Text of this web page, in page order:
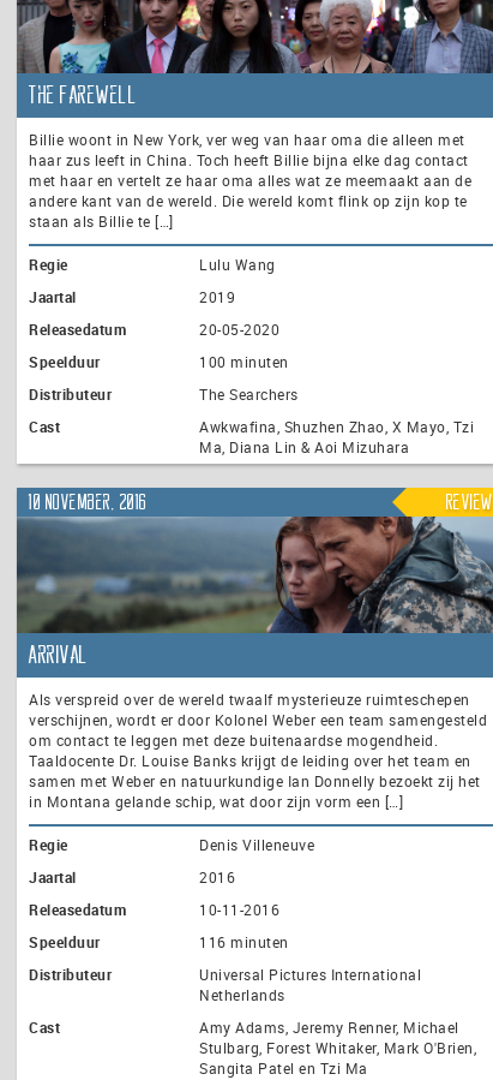
The Farewell
Billie woont in New York, ver weg van haar oma die alleen met
haar zus leeft in China. Toch heeft Billie bijna elke dag contact
met haar en vertelt ze haar oma alles wat ze meemaakt aan de
andere kant van de wereld. Die wereld komt flink op zijn kop te
staan als Billie te […]
Regie
Lulu Wang
Jaartal
2019
Releasedatum
20-05-2020
Speelduur
100 minuten
Distributeur
The Searchers
Cast
Awkwafina, Shuzhen Zhao, X Mayo, Tzi
Ma, Diana Lin & Aoi Mizuhara
10 november, 2016 Review
Arrival
Als verspreid over de wereld twaalf mysterieuze ruimteschepen
verschijnen, wordt er door Kolonel Weber een team samengesteld
om contact te leggen met deze buitenaardse mogendheid.
Taaldocente Dr. Louise Banks krijgt de leiding over het team en
samen met Weber en natuurkundige Ian Donnelly bezoekt zij het
in Montana gelande schip, wat door zijn vorm een […]
Regie
Denis Villeneuve
Jaartal
2016
Releasedatum
10-11-2016
Speelduur
116 minuten
Distributeur
Universal Pictures International
Netherlands
Cast
Amy Adams, Jeremy Renner, Michael
Stulbarg, Forest Whitaker, Mark O'Brien,
Sangita Patel en Tzi Ma